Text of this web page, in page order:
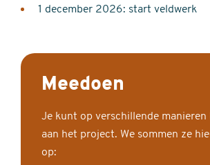
1 december 2026: start veldwerk
Meedoen
Je kunt op verschillende manieren
aan het project. We sommen ze
op: